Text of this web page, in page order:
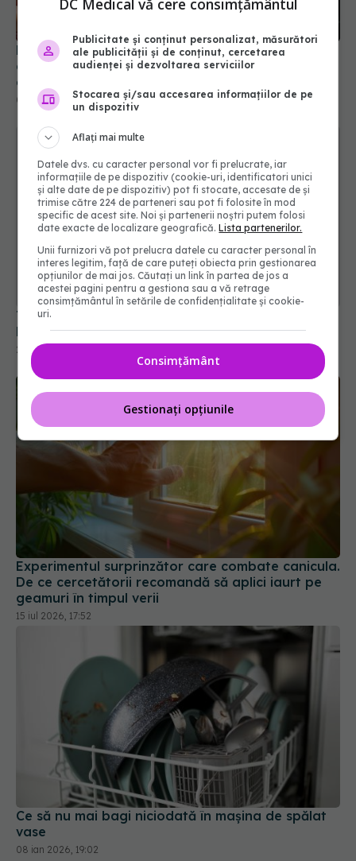
De ce sunt numerele 1 - 5 în cuptor? Greșeala
diferența!
06 ian 2026, 17:48
Trucul simplu pentru a avea călcâie fine.
Dermatologii confirmă
25 aug 2025, 09:13
Experimentul surprinzător care combate canicula.
De ce cercetătorii recomandă să aplici iaurt pe
geamuri în timpul verii
15 iul 2026, 17:52
Ce să nu mai bagi niciodată în mașina de spălat
08 ian 2026, 19:02
DC Medical vă cere consimțământul
Publicitate și conținut personalizat, măsurători
ale publicității și de conținut, cercetarea
audienței și dezvoltarea serviciilor
Stocarea și/sau accesarea informațiilor de pe
un dispozitiv
Aflați mai multe
Datele dvs. cu caracter personal vor fi prelucrate, iar
informațiile de pe dispozitiv (cookie-uri, identificatori unici
și alte date de pe dispozitiv) pot fi stocate, accesate de și
trimise către 224 de parteneri sau pot fi folosite în mod
specific de acest site. Noi și partenerii noștri putem folosi
date exacte de localizare geografică.Lista partenerilor.
Unii furnizori vă pot prelucra datele cu caracter personal în
interes legitim, față de care puteți obiecta prin gestionarea
opțiunilor de mai jos. Căutați un link în partea de jos a
acestei pagini pentru a gestiona sau a vă retrage
consimțământul în setările de confidențialitate și cookie-
uri.
Consimțământ
Gestionați opțiunile